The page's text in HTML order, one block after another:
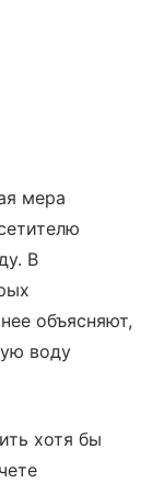
мера
В
объясняют,
воду
хотя бы